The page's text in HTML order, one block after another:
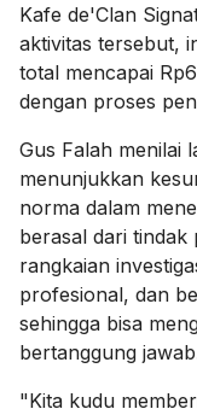
Kafe de'Clan
aktivitas tersebut,
total mencapai
dengan proses
Gus Falah menilai
menunjukkan
norma dalam
berasal dari tindak
rangkaian
profesional, dan
sehingga bisa
bertanggung
"Kita kudu